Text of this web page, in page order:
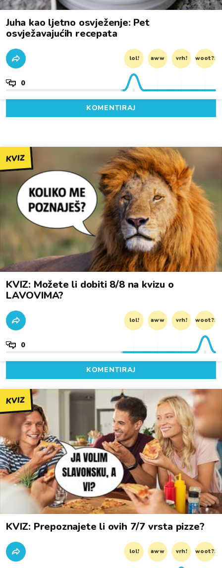
Juha kao ljetno osvježenje: Pet
osvježavajućih recepata
lol! aww vrh! woot?!
0
KOMENTIRAJ
KVIZ
KVIZ: Možete li dobiti 8/8 na kvizu o
LAVOVIMA?
lol! aww vrh! woot?!
0
KOMENTIRAJ
KVIZ
KVIZ: Prepoznajete li ovih 7/7 vrsta pizze?
lol! aww vrh! woot?!